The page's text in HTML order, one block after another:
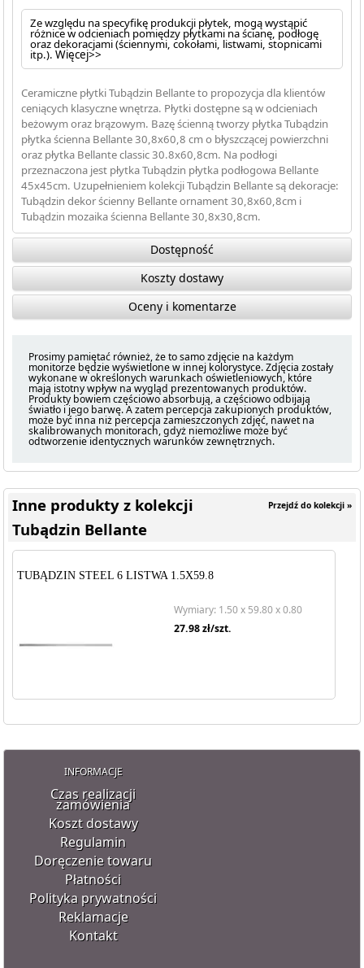
Ze względu na specyfikę produkcji płytek, mogą wystąpić
różnice w odcieniach pomiędzy płytkami na ścianę, podłogę
oraz dekoracjami (ściennymi, cokołami, listwami, stopnicami
itp.).Więcej>>
Ceramiczne płytki Tubądzin Bellante to propozycja dla klientów
ceniących klasyczne wnętrza. Płytki dostępne są w odcieniach
beżowym oraz brązowym. Bazę ścienną tworzy płytka Tubądzin
płytka ścienna Bellante 30,8x60,8 cm o błyszczącej powierzchni
oraz płytka Bellante classic 30.8x60,8cm. Na podłogi
przeznaczona jest płytka Tubądzin płytka podłogowa Bellante
45x45cm. Uzupełnieniem kolekcji Tubądzin Bellante są dekoracje:
Tubądzin dekor ścienny Bellante ornament 30,8x60,8cm i
Tubądzin mozaika ścienna Bellante 30,8x30,8cm.
Dostępność
Koszty dostawy
Oceny i komentarze
Prosimy pamiętać również, że to samo zdjęcie na każdym
monitorze będzie wyświetlone w innej kolorystyce. Zdjęcia zostały
wykonane w określonych warunkach oświetleniowych, które
mają istotny wpływ na wygląd prezentowanych produktów.
Produkty bowiem częściowo absorbują, a częściowo odbijają
światło i jego barwę. A zatem percepcja zakupionych produktów,
może być inna niż percepcja zamieszczonych zdjęć, nawet na
skalibrowanych monitorach, gdyż niemożliwe może być
odtworzenie identycznych warunków zewnętrznych.
Przejdź do kolekcji »
Inne produkty z kolekcji
Tubądzin Bellante
TUBĄDZIN STEEL 6 LISTWA 1.5X59.8
Wymiary: 1.50 x 59.80 x 0.80
27.98zł/szt.
INFORMACJE
Czas realizacji
zamówienia
Koszt dostawy
Regulamin
Doręczenie towaru
Płatności
Polityka prywatności
Reklamacje
Kontakt